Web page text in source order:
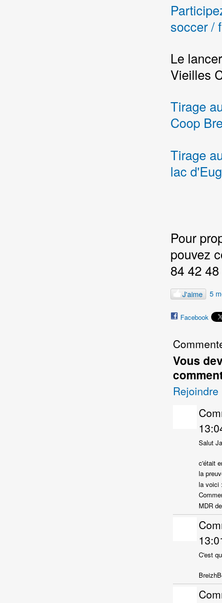
soccer /
Le
Vieilles
Tirage
Coop
Tirage
lac
Pour
pouvez
84 42
J'aime 5
Facebook
Vous
Salut
c'était
la
la voici
MDR
C'est